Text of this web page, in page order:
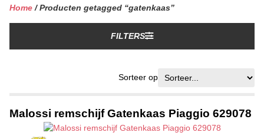
Home / Producten getagged “gatenkaas”
FILTERS
Sorteer op
Malossi remschijf Gatenkaas Piaggio 629078